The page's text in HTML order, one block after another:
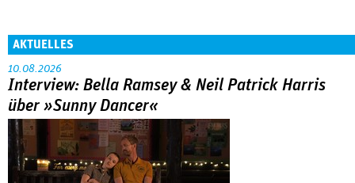
AKTUELLES
10.08.2026
Interview: Bella Ramsey & Neil Patrick Harris
über »Sunny Dancer«